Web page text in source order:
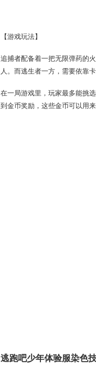
【游戏玩法】
追捕者配备着一把无限弹药的
人。而逃生者一方，需要依靠
在一局游戏里，玩家最多能挑
到金币奖励，这些金币可以用
逃跑吧少年体验服染色